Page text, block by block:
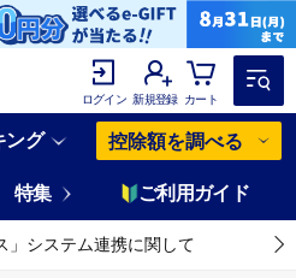
ログイン 新規登録 カート
ング 控除額を調べる
特集 ご利用ガイド
」システム連携に関して